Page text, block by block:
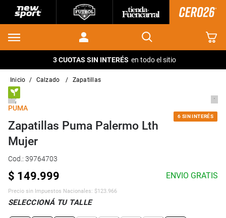
3 CUOTAS SIN INTERÉS en todo el sitio
calzado zapatillas
6 SIN INTERÉS
PUMA
Zapatillas Puma Palermo Lth
Mujer
Cod. : 39764703
$ 149.999 ENVIO GRATIS
Precio sin Impuestos Nacionales: $123.966
SELECCIONÁ TU TALLE